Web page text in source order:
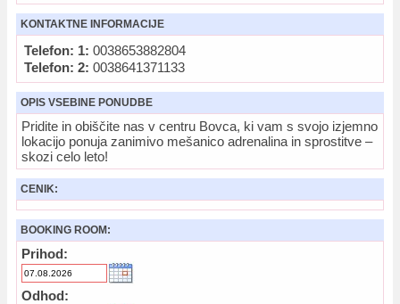
KONTAKTNE INFORMACIJE
Telefon: 1: 0038653882804
Telefon: 2: 0038641371133
OPIS VSEBINE PONUDBE
Pridite in obiščite nas v centru Bovca, ki vam s svojo izjemno
lokacijo ponuja zanimivo mešanico adrenalina in sprostitve –
skozi celo leto!
CENIK:
BOOKING ROOM:
Prihod:
Odhod: